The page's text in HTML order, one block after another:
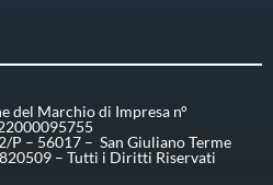
del Marchio di Impresa n°
P – 56017 – San Giuliano Terme
– Tutti i Diritti Riservati